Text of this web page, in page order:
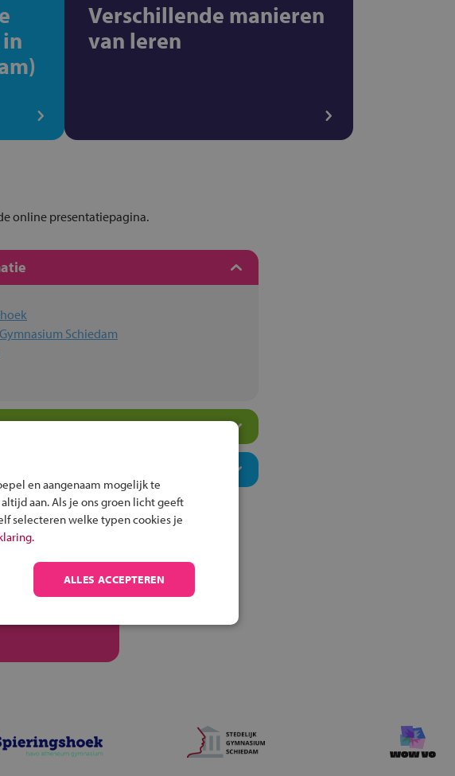
Verschillende manieren
van leren
online presentatiepagina.
Schiedam
en aangenaam mogelijk te
aan. Als je ons groen licht geeft
selecteren welke typen cookies je
ALLES ACCEPTEREN